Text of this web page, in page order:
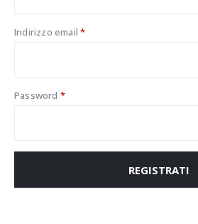
Indirizzo email*Richiesto
Password *Richiesto
REGISTRATI